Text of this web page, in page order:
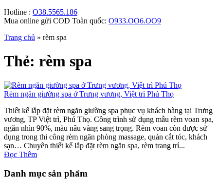
Hotline : O38.5565.186
Mua online gửi COD Toàn quốc: O933.OO6.OO9
Trang chủ » rèm spa
Thẻ: rèm spa
Rèm ngăn giường spa ở Trưng vương, Việt trì Phú Thọ
Thiết kế lắp đặt rèm ngăn giường spa phục vụ khách hàng tại Trưng
vương, TP Việt trì, Phú Thọ. Công trình sử dụng mẫu rèm voan spa,
ngăn nhìn 90%, màu nâu vàng sang trọng. Rèm voan còn được sử
dụng trong thi công rèm ngăn phòng massage, quán cắt tóc, khách
sạn… Chuyên thiết kế lắp đặt rèm ngăn spa, rèm trang trí...
Đọc Thêm
Danh mục sản phẩm